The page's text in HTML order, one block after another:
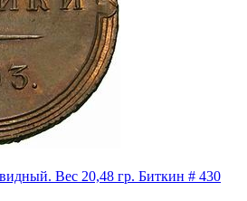
Вес 20,48 гр. Биткин # 430